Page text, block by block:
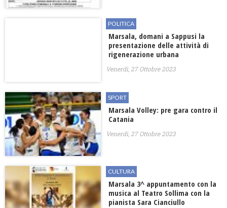
POLITICA
Marsala, domani a Sappusi la
presentazione delle attività di
rigenerazione urbana
Venerdì, 27 Ottobre 2023
SPORT
Marsala Volley: pre gara contro il
Catania
Venerdì, 27 Ottobre 2023
CULTURA
Marsala 3^ appuntamento con la
musica al Teatro Sollima con la
pianista Sara Cianciullo